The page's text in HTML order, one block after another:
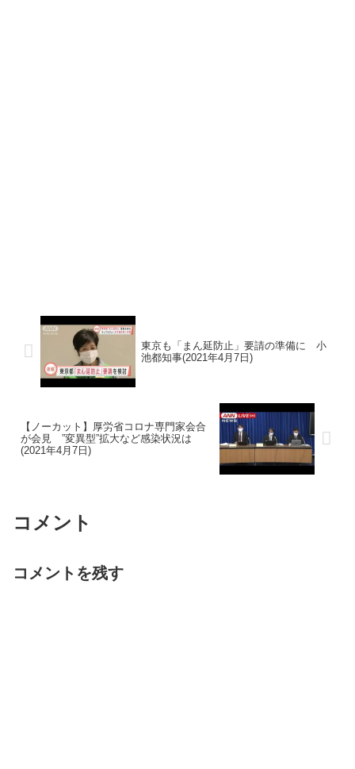
東京も「まん延防止」要請の準備に 小
池都知事(2021年4月7日)
【ノーカット】厚労省コロナ専門家会合
が会見 ”変異型”拡大など感染状況は
(2021年4月7日)
コメント
コメントを残す